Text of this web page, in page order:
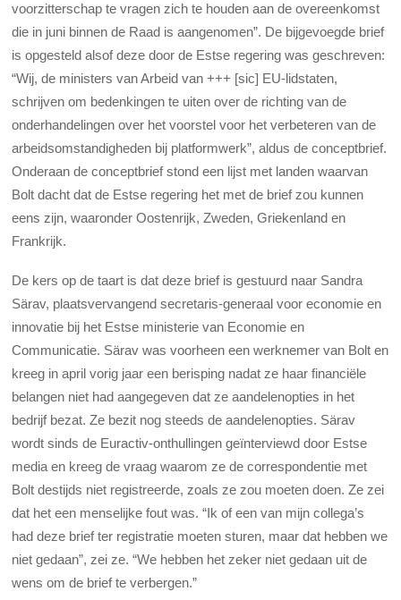
voorzitterschap te vragen zich te houden aan de overeenkomst
die in juni binnen de Raad is aangenomen”. De bijgevoegde brief
is opgesteld alsof deze door de Estse regering was geschreven:
“Wij, de ministers van Arbeid van +++ [sic] EU-lidstaten,
schrijven om bedenkingen te uiten over de richting van de
onderhandelingen over het voorstel voor het verbeteren van de
arbeidsomstandigheden bij platformwerk”, aldus de conceptbrief.
Onderaan de conceptbrief stond een lijst met landen waarvan
Bolt dacht dat de Estse regering het met de brief zou kunnen
eens zijn, waaronder Oostenrijk, Zweden, Griekenland en
Frankrijk.
De kers op de taart is dat deze brief is gestuurd naar Sandra
Särav, plaatsvervangend secretaris-generaal voor economie en
innovatie bij het Estse ministerie van Economie en
Communicatie. Särav was voorheen een werknemer van Bolt en
kreeg in april vorig jaar een berisping nadat ze haar financiële
belangen niet had aangegeven dat ze aandelenopties in het
bedrijf bezat. Ze bezit nog steeds de aandelenopties. Särav
wordt sinds de Euractiv-onthullingen geïnterviewd door Estse
media en kreeg de vraag waarom ze de correspondentie met
Bolt destijds niet registreerde, zoals ze zou moeten doen. Ze zei
dat het een menselijke fout was. “Ik of een van mijn collega’s
had deze brief ter registratie moeten sturen, maar dat hebben we
niet gedaan”, zei ze. “We hebben het zeker niet gedaan uit de
wens om de brief te verbergen.”